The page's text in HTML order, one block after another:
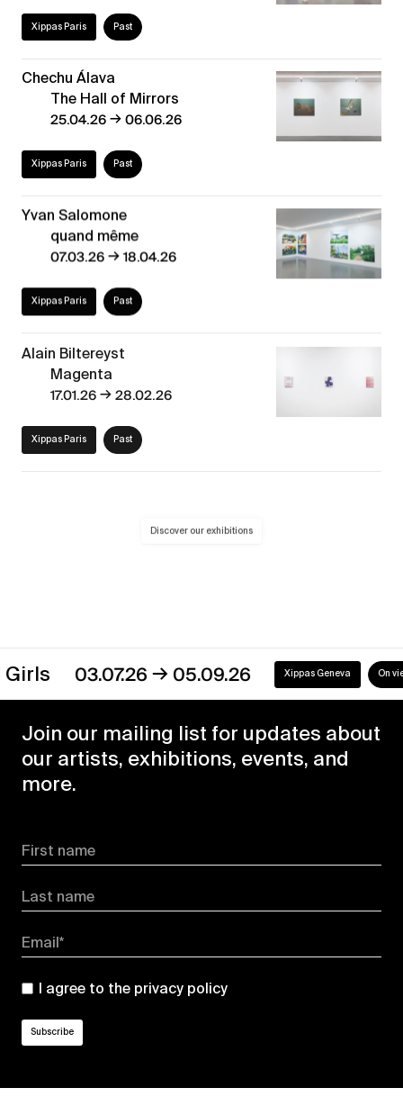
Xippas Paris Past
Chechu Álava
The Hall of Mirrors
25.04.26→06.06.26
Xippas Paris Past
Yvan Salomone
quand même
07.03.26→18.04.26
Xippas Paris Past
Alain Biltereyst
Magenta
17.01.26→28.02.26
Xippas Paris Past
Discover our exhibitions
03.07.26→05.09.26 Xippas Geneva On view
Join our mailing list for updates about
our artists, exhibitions, events, and
more.
First name
Last name
Email*
I agree to the privacy policy